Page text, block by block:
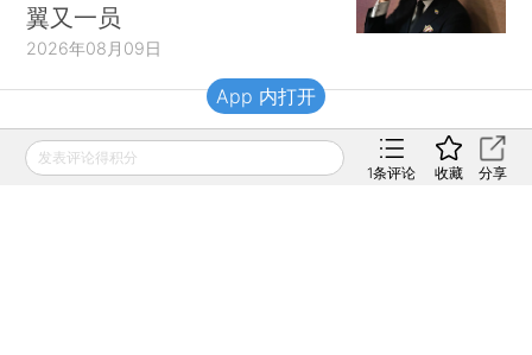
翼又一员
2026年08月09日
财新移动
发表评论得积分
1条评论 收藏 分享
App 内打开